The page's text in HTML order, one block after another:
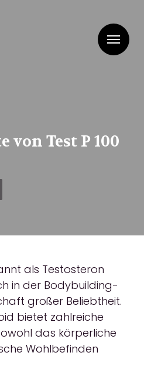
von Test P 100
als Testosteron
in der Bodybuilding-
großer Beliebtheit.
bietet zahlreiche
das körperliche
Wohlbefinden